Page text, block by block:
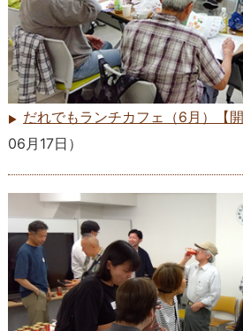
だれでもランチカフェ（6月）【開
06月17日 ）